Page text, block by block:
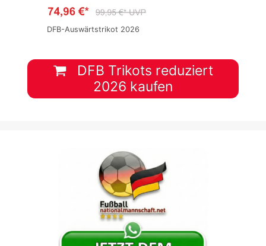
DFB-Auswärtstrikot 2026
DFB Trikots reduziert
2026 kaufen